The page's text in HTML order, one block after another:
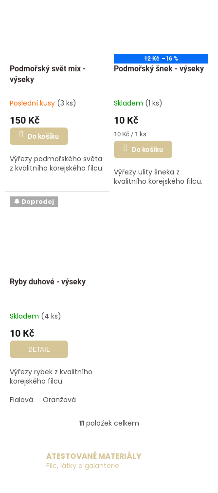
Podmořský svět mix -
výseky
Poslední kusy (3 ks)
150 Kč
Do košíku
Výřezy podmořského světa
z kvalitního korejského filcu.
12 Kč –16 %
Podmořský šnek - výseky
Skladem (1 ks)
10 Kč
Měrná
cena:
10 Kč / 1 ks
Do košíku
Výřezy ulity šneka z
kvalitního korejského filcu.
🔔 Doprodej
Ryby duhové - výseky
Skladem (4 ks)
10 Kč
DETAIL
Výřezy rybek z kvalitního
korejského filcu.
Fialová
Oranžová
O
á
d
11položek celkem
ATESTOVANÉ MATERIÁLY
Filc, látky a galanterie